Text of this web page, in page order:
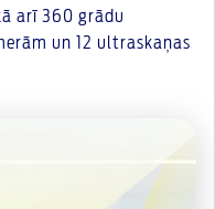
arī 360 grādu
un 12 ultraskaņas